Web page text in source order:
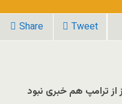
Share Tweet
از ترامپ هم خبری نبود